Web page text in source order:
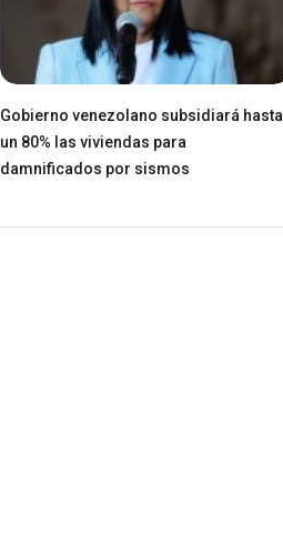
Gobierno venezolano subsidiará hasta
un 80% las viviendas para
damnificados por sismos